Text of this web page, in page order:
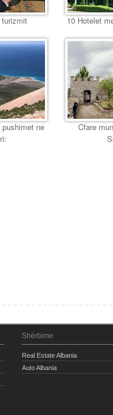
10 Hotelet
ne
Cfare
Shërbime
Real Estate Albania
Auto Albania